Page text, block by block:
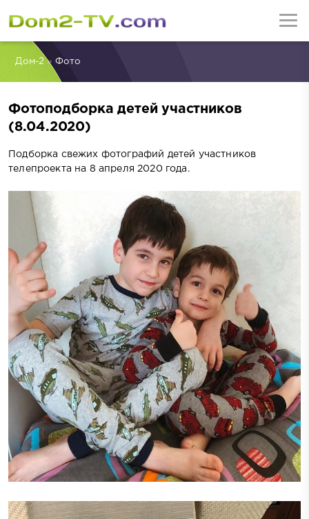
Дом-2» Фото
Фотоподборка детей участников
(8.04.2020)
Подборка свежих фотографий детей участников
телепроекта на 8 апреля 2020 года.